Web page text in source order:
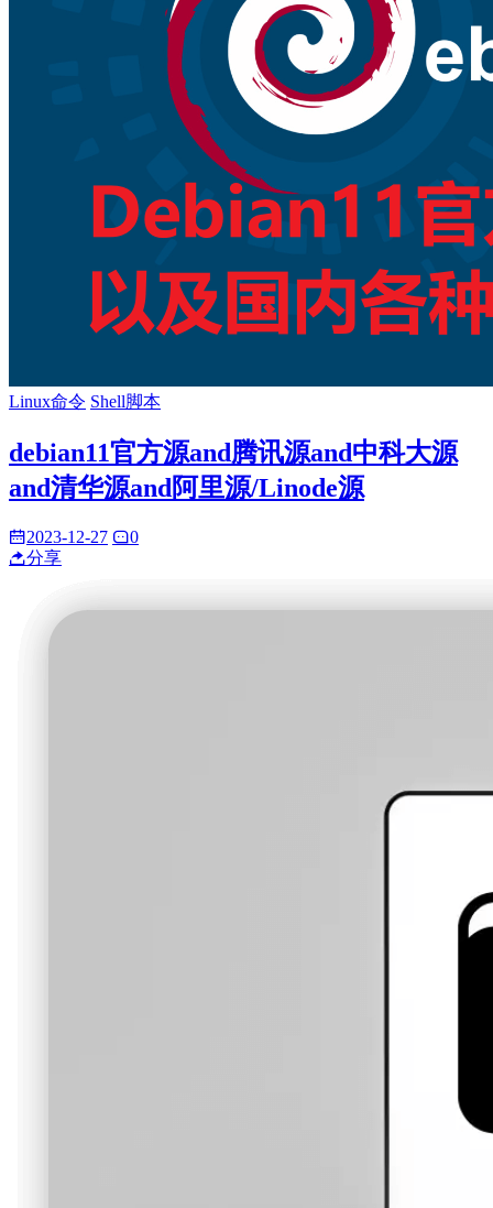
Linux命令 Shell脚本
debian11官方源and腾讯源and中科大源
and清华源and阿里源/Linode源
2023-12-27
0
分享